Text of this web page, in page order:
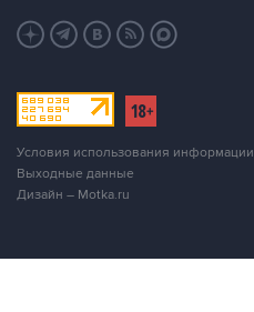
Условия использования информации
Выходные данные
Дизайн – Motka.ru